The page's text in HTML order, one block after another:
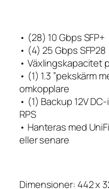
• (28) 10 Gbps SFP+
• (4) 25 Gbps SFP28
• Växlingskapacitet
• (1) 1.3 ”pekskärm
omkopplare
• (1) Backup 12V
RPS
• Hanteras med
eller senare
Dimensioner: 442 x